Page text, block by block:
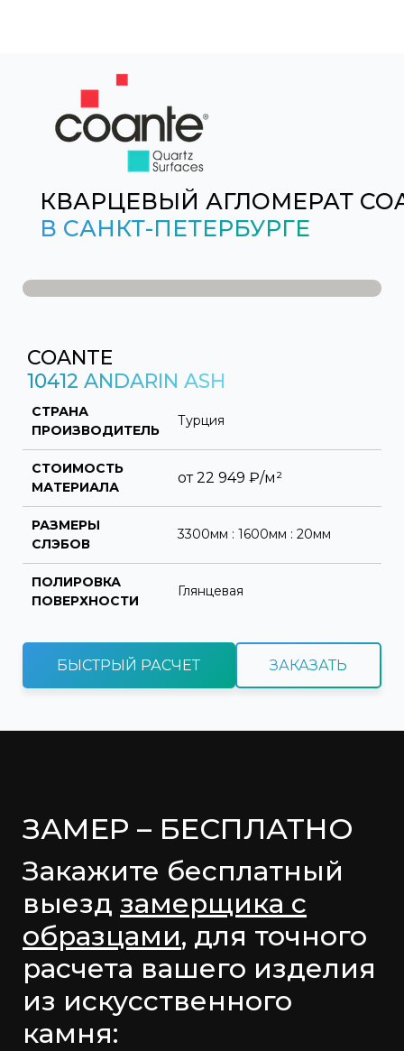
КВАРЦЕВЫЙ АГЛОМЕРАТ
В САНКТ-ПЕТЕРБУРГЕ
COANTE
10412 ANDARIN ASH
СТРАНА
ПРОИЗВОДИТЕЛЬ
Турция
СТОИМОСТЬ
МАТЕРИАЛА
от22 949 ₽/м²
РАЗМЕРЫ
СЛЭБОВ
3300мм : 1600мм : 20мм
ПОЛИРОВКА
ПОВЕРХНОСТИ
Глянцевая
БЫСТРЫЙ РАСЧЕТ ЗАКАЗАТЬ
ЗАМЕР – БЕСПЛАТНО
Закажите бесплатный
выезд замерщика с
образцами, для точного
расчета вашего изделия
из искусственного
камня: